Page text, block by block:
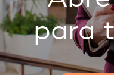
para